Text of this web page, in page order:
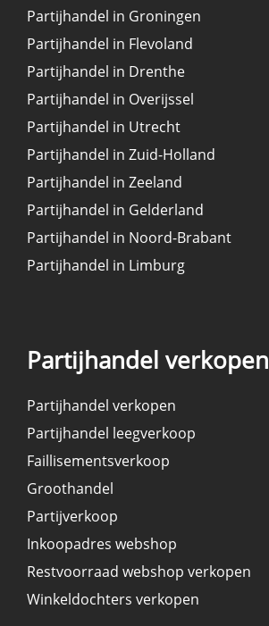
Partijhandel in Groningen
Partijhandel in Flevoland
Partijhandel in Drenthe
Partijhandel in Overijssel
Partijhandel in Utrecht
Partijhandel in Zuid-Holland
Partijhandel in Zeeland
Partijhandel in Gelderland
Partijhandel in Noord-Brabant
Partijhandel in Limburg
Partijhandel verkopen
Partijhandel verkopen
Partijhandel leegverkoop
Faillisementsverkoop
Groothandel
Partijverkoop
Inkoopadres webshop
Restvoorraad webshop verkopen
Winkeldochters verkopen